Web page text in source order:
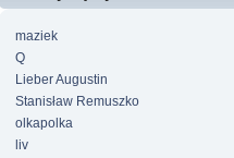
maziek
Q
Lieber Augustin
Stanisław Remuszko
olkapolka
liv